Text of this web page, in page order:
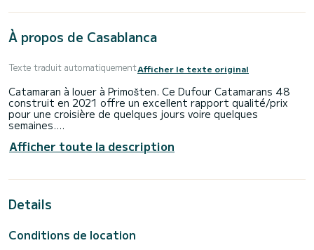
À propos de Casablanca
Texte traduit automatiquementAfficher le texte original
Catamaran à louer à Primošten. Ce Dufour Catamarans 48
construit en 2021 offre un excellent rapport qualité/prix
pour une croisière de quelques jours voire quelques
semaines.
Le bateau dispose de 5 cabines au confort total et d'une
capacité de 12 passagers. Avec une longueur totale de 15
passer des vacances extraordinaires sur les eaux de
Afficher toute la description
Details
Conditions de location